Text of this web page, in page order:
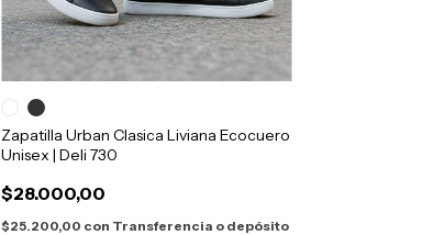
Zapatilla Urban Clasica Liviana Ecocuero
Unisex | Deli 730
$28.000,00
$25.200,00 con Transferencia o depósito